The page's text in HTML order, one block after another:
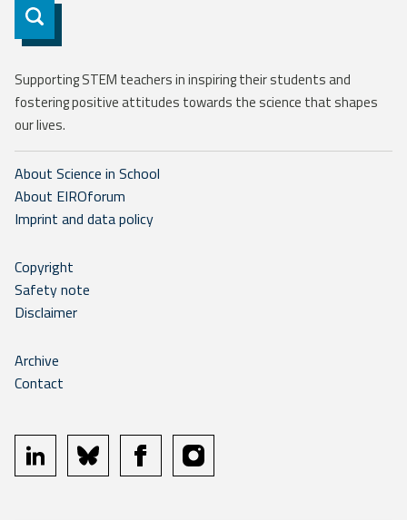
Subscribe
Supporting STEM teachers in inspiring their students and
fostering positive attitudes towards the science that shapes
our lives.
About Science in School
About EIROforum
Imprint and data policy
Copyright
Safety note
Disclaimer
Archive
Contact
linkedin bluesky facebookinstagram